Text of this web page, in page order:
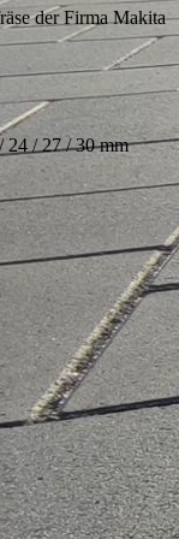
der Firma Makita
24 / 27 / 30 mm